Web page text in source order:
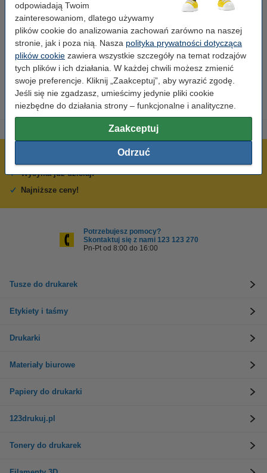
odpowiadają Twoim
zainteresowaniom, dlatego używamy
plików cookie do analizowania zachowań zarówno na naszej
stronie, jak i poza nią. Nasza polityka prywatności dotycząca
plików cookie zawiera wszystkie szczegóły na temat rodzajów
tych plików i ich działania. W każdej chwili możesz zmienić
swoje preferencje. Kliknij „Zaakceptuj”, aby wyrazić zgodę.
Jeśli się nie zgadzasz, umieścimy jedynie pliki cookie
niezbędne do działania strony – funkcjonalne i analityczne.
Zaakceptuj
Odrzuć
Wydajność:
Marka: Xerox
016192400
Numer artykułu: 046624
600 tysięcy zadowolonych klientów
Wysyłka już dzisiaj!
Najniższe ceny!
Potrzebujesz pomocy?
Skontaktuj się z nami 123 123 270
Pn-Pt od 8:00 do 16:00
Tusze do drukarek
Etykiety i taśmy
Drukarki
Materiały biurowe
Papiery do drukarki
123drukuj.pl
Tonery do drukarek